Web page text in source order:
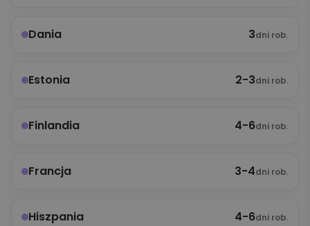
Dania 3dni rob.
Estonia 2-3dni rob.
Finlandia 4-6dni rob.
Francja 3-4dni rob.
Hiszpania 4-6dni rob.